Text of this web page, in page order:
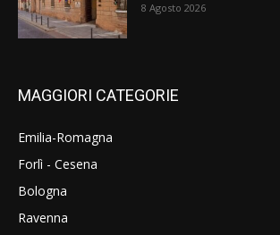
8 Agosto 2026
MAGGIORI CATEGORIE
Emilia-Romagna
Forlì - Cesena
Bologna
Ravenna